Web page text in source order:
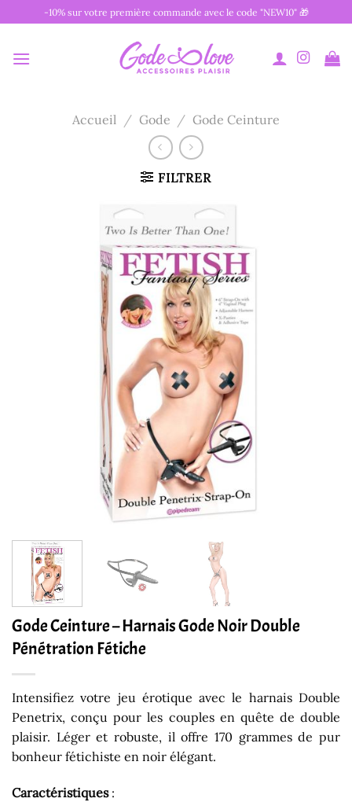
au
-10% sur votre première commande avec le code "NEW10" 🎁
Accueil / Gode / Gode Ceinture
FILTRER
Gode Ceinture – Harnais Gode Noir Double
Pénétration Fétiche
Intensifiez votre jeu érotique avec le harnais Double
Penetrix, conçu pour les couples en quête de double
plaisir. Léger et robuste, il offre 170 grammes de pur
bonheur fétichiste en noir élégant.
Caractéristiques: